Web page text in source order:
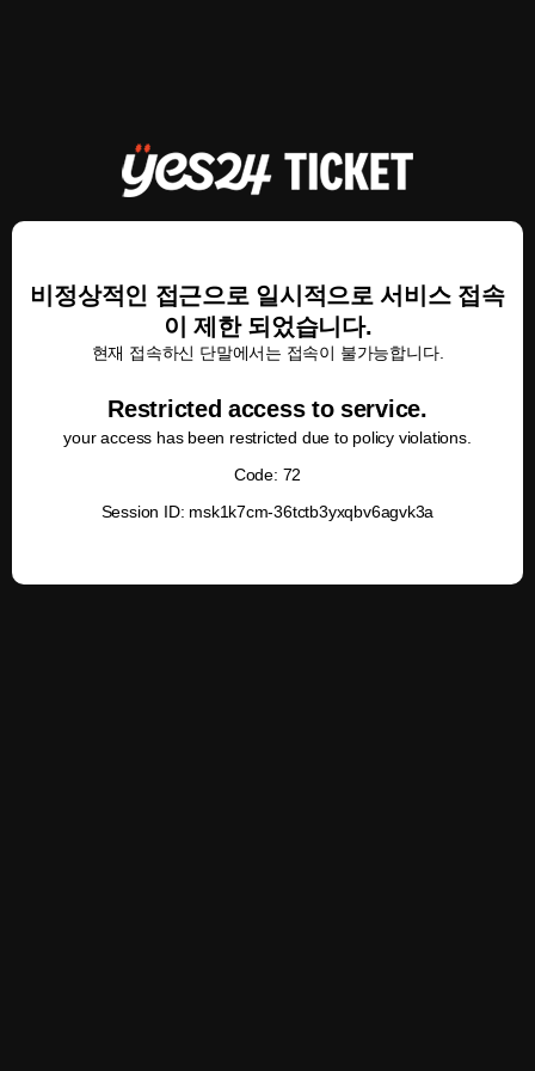
비정상적인 접근으로 일시적으로 서비스 접속
이 제한 되었습니다.
현재 접속하신 단말에서는 접속이 불가능합니다.
Restricted access to service.
your access has been restricted due to policy violations.
Code: 72
Session ID: msk1k7cm-36tctb3yxqbv6agvk3a